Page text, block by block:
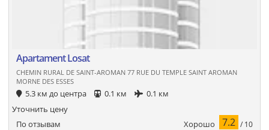
Apartament Losat
CHEMIN RURAL DE SAINT-AROMAN 77 RUE DU TEMPLE SAINT AROMAN
MORNE DES ESSES
5.3 км до центра 0.1 км 0.1 км
По отзывам Хорошо 7.2 / 10
Уточнить цену